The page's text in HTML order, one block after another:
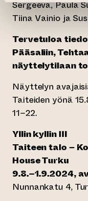
Sergeeva, Paula
Tiina Vainio ja
Tervetuloa
Pääsaliin,
näyttelytilaan to
Näyttelyn
Taiteiden yönä
11–22.
Yllin kyllin III
Taiteen talo –
House Turku
9.8.–1.9.2024,
Nunnankatu 4,